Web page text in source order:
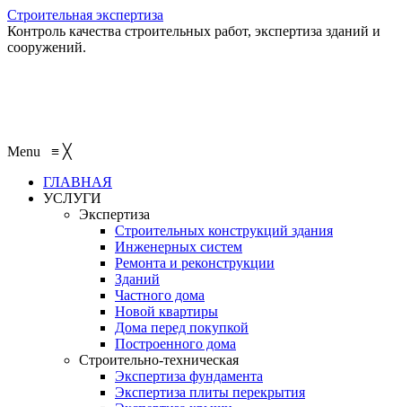
Строительная экспертиза
Контроль качества строительных работ, экспертиза зданий и
сооружений.
Menu ≡ ╳
ГЛАВНАЯ
УСЛУГИ
Экспертиза
Строительных конструкций здания
Инженерных систем
Ремонта и реконструкции
Зданий
Частного дома
Новой квартиры
Дома перед покупкой
Построенного дома
Строительно-техническая
Экспертиза фундамента
Экспертиза плиты перекрытия